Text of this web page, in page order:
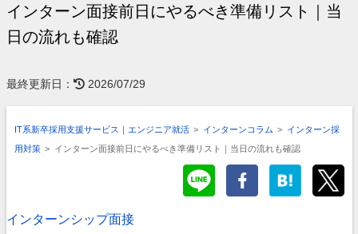
インターン面接前日にやるべき準備リスト｜当
日の流れも確認
最終更新日： 2026/07/29
IT系新卒採用支援サービス｜エンジニア就活 > インターンコラム > インターン採
用対策 > インターン面接前日にやるべき準備リスト｜当日の流れも確認
インターンシップ面接